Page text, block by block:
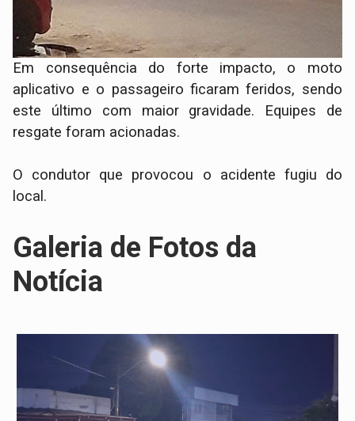
Em consequência do forte impacto, o moto
aplicativo e o passageiro ficaram feridos, sendo
este último com maior gravidade. Equipes de
resgate foram acionadas.
O condutor que provocou o acidente fugiu do
local.
Galeria de Fotos da
Notícia